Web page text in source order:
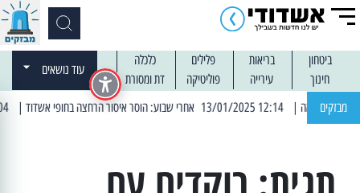
ביטחון בריאות פלילים
כלכלה
חינוך
עירייה פוליטיקה דת ומסורת
עוד נושאים
מבזקים | 12:14 13/01/2025 אחרי שבוע: הוסר איסור הרחצה בחופי אשדוד | 13:04 14/01/2025 עובדים בלילות: עבודות קרצוף וריבוד אספלט